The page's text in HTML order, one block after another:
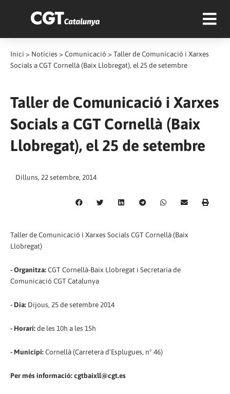
Inici > Notícies > Comunicació > Taller de Comunicació i Xarxes
Socials a CGT Cornellà (Baix Llobregat), el 25 de setembre
Taller de Comunicació i Xarxes
Socials a CGT Cornellà (Baix
Llobregat), el 25 de setembre
Dilluns, 22 setembre, 2014
Taller de Comunicació i Xarxes Socials CGT Cornellà (Baix
Llobregat)
- Organitza:CGT Cornellà-Baix Llobregat i Secretaria de
Comunicació CGT Catalunya
- Dia: Dijous, 25 de setembre 2014
- Horari:de les 10h a les 15h
- Municipi:Cornellà (Carretera d’Esplugues, nº 46)
Per més informació: cgtbaixll@cgt.es